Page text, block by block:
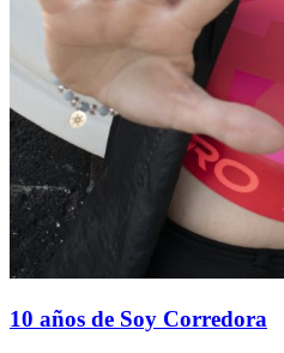
10 años de Soy Corredora